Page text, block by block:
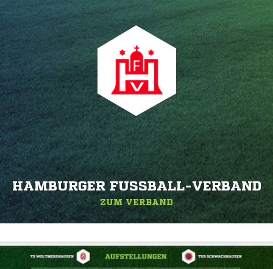
HAMBURGER FUSSBALL-VERBAND
ZUM VERBAND